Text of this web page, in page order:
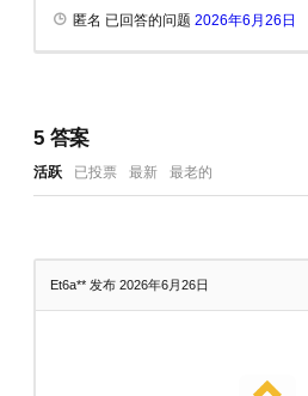
匿名 已回答的问题 2026年6月26日
5答案
活跃 已投票 最新 最老的
Et6a** 发布 2026年6月26日